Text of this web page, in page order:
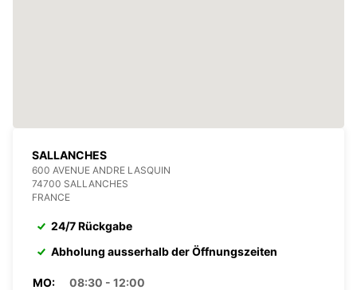
SALLANCHES
600 AVENUE ANDRE LASQUIN
74700 SALLANCHES
FRANCE
24/7 Rückgabe
Abholung ausserhalb der Öffnungszeiten
MO:
08:30 - 12:00